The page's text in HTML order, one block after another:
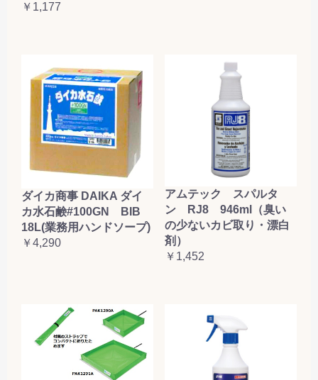
￥1,177
ダイカ商事 DAIKA ダイ
カ水石鹸#100GN BIB
18L(業務用ハンドソープ)
￥4,290
アムテック スパルタ
ン RJ8 946ml（臭い
の少ないカビ取り・漂白
剤）
￥1,452